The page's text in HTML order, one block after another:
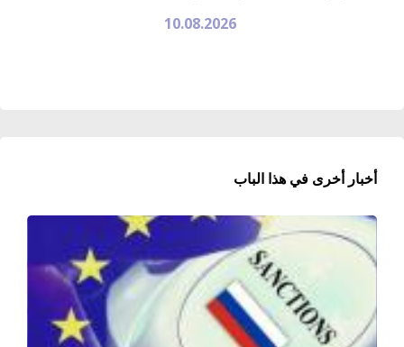
10.08.2026
أخبار أخرى في هذا الباب